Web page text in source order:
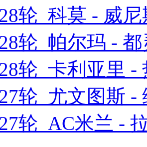
轮 科莫 - 威
轮 帕尔玛 -
轮 卡利亚里 -
轮 尤文图斯 -
轮 AC米兰 -